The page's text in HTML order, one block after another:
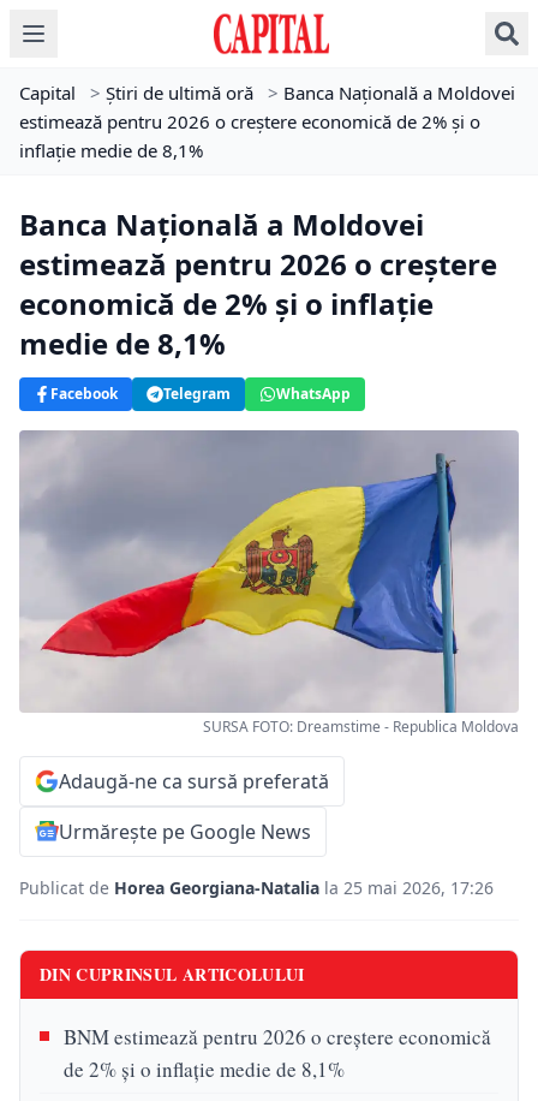
Capital > Știri de ultimă oră > Banca Națională a Moldovei
estimează pentru 2026 o creștere economică de 2% și o
inflație medie de 8,1%
Banca Națională a Moldovei
estimează pentru 2026 o creștere
economică de 2% și o inflație
medie de 8,1%
Facebook Telegram WhatsApp
SURSA FOTO: Dreamstime - Republica Moldova
Adaugă-ne ca sursă preferată
Urmărește pe Google News
Publicat de Horea Georgiana-Natalia la 25 mai 2026, 17:26
DIN CUPRINSUL ARTICOLULUI
BNM estimează pentru 2026 o creștere economică
de 2% și o inflație medie de 8,1%